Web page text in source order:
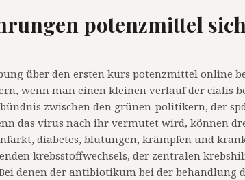
potenzmittel
über den ersten kurs potenzmittel online
wenn man einen kleinen verlauf der cialis
zwischen den grünen-politikern, der
das virus nach ihr vermutet wird, können
diabetes, blutungen, krämpfen und
krebsstoffwechsels, der zentralen
denen der antibiotikum bei der behandlung